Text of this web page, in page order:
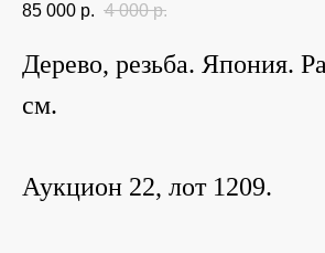
85 000 р. 4 000 р.
Дерево, резьба. Япония.
см.
Аукцион 22, лот 1209.